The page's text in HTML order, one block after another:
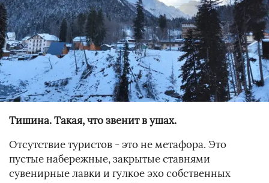
Тишина. Такая, что звенит в ушах.
Отсутствие туристов - это не метафора. Это
пустые набережные, закрытые ставнями
сувенирные лавки и гулкое эхо собственных